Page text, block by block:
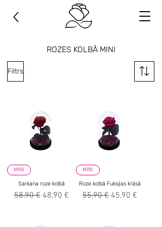
ROZES KOLBĀ MINI
Filtrs
MINI
Sarkana roze kolbā
Parastā cena
58,90 € Izpārdošanas cena
48,90 €
MINI
Roze kolbā Fuksijas krāsā
Parastā cena
55,90 € Izpārdošanas
45,90 €